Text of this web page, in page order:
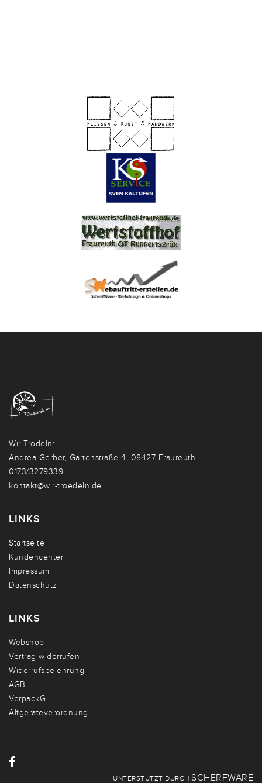
Wir Trödeln:
Andrea Gerber, Gartenstraße 4, 08427 Fraureuth
0173/3279339
kontakt@wir-troedeln.de
LINKS
Startseite
Kundencenter
Impressum
Datenschutz
LINKS
Webshop
Vertrag widerrufen
Widerrufsbelehrung
AGB
VerpackG
Altgeräteverordnung
UNTERSTÜTZT DURCH SCHERFWARE